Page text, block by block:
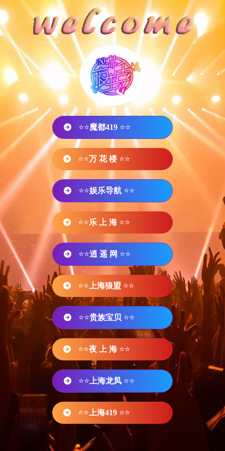
⭐⭐魔都419 ⭐⭐
⭐⭐万 花 楼 ⭐⭐
⭐⭐娱乐导航 ⭐⭐
⭐⭐乐 上 海 ⭐⭐
⭐⭐逍 遥 网 ⭐⭐
⭐⭐ 上海狼盟 ⭐⭐
⭐⭐贵族宝贝 ⭐⭐
⭐⭐夜 上 海 ⭐⭐
⭐⭐ 上海龙凤 ⭐⭐
⭐⭐ 上海419 ⭐⭐